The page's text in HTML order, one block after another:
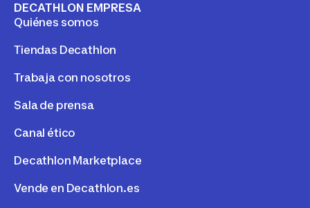
DECATHLON EMPRESA
Quiénes somos
Tiendas Decathlon
Trabaja con nosotros
Sala de prensa
Canal ético
Decathlon Marketplace
Vende en Decathlon.es